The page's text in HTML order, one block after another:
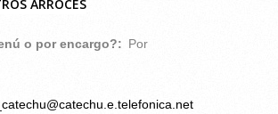
ARROCES
o por encargo?: Por